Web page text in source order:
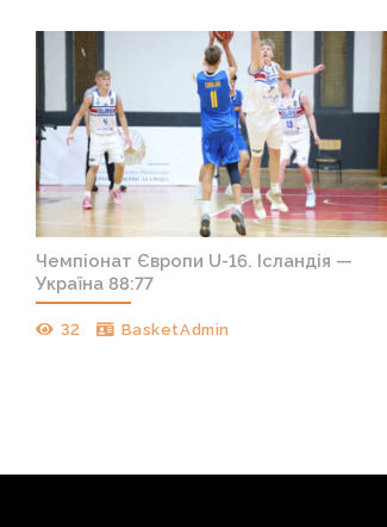
Чемпіонат Європи U-16. Ісландія —
Україна 88:77
32 BasketAdmin